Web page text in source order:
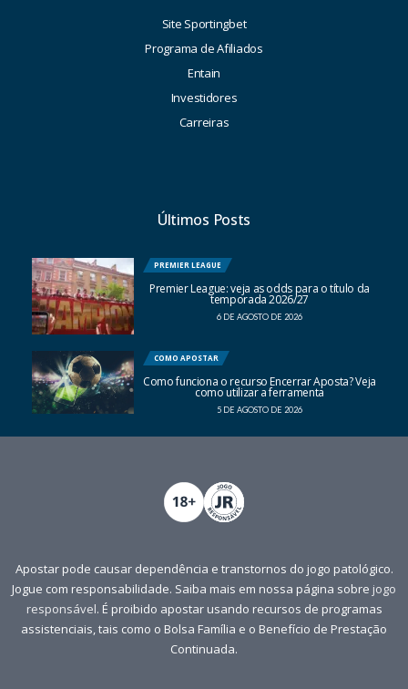
Site Sportingbet
Programa de Afiliados
Entain
Investidores
Carreiras
Últimos Posts
PREMIER LEAGUE
Premier League: veja as odds para o título da
temporada 2026/27
6 DE AGOSTO DE 2026
COMO APOSTAR
Como funciona o recurso Encerrar Aposta? Veja
como utilizar a ferramenta
5 DE AGOSTO DE 2026
Apostar pode causar dependência e transtornos do jogo patológico.
Jogue com responsabilidade. Saiba mais em nossa página sobre jogo
responsável. É proibido apostar usando recursos de programas
assistenciais, tais como o Bolsa Família e o Benefício de Prestação
Continuada.